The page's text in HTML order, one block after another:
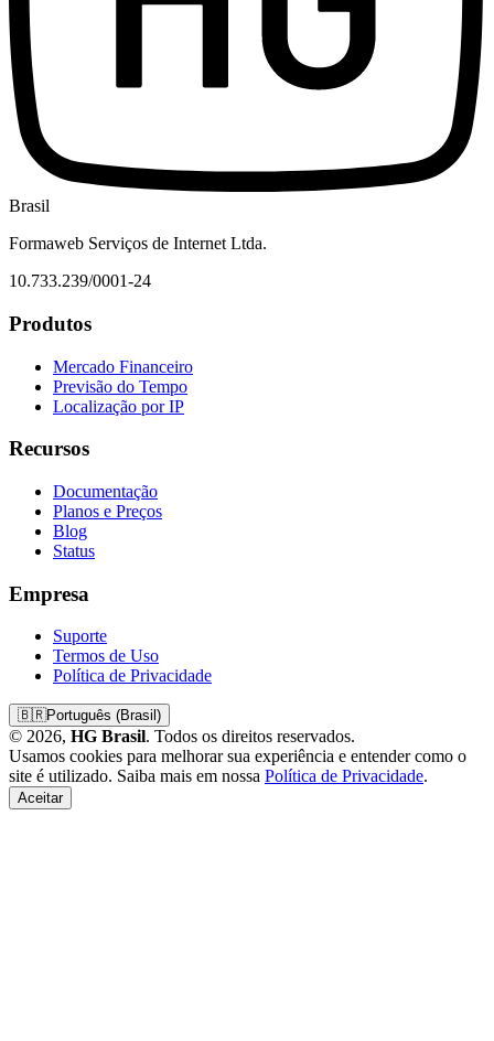
Brasil
Formaweb Serviços de Internet Ltda.
10.733.239/0001-24
Produtos
Mercado Financeiro
Previsão do Tempo
Localização por IP
Recursos
Documentação
Planos e Preços
Blog
Status
Empresa
Suporte
Termos de Uso
Política de Privacidade
🇧🇷Português (Brasil)
© 2026, HG Brasil. Todos os direitos reservados.
Usamos cookies para melhorar sua experiência e entender como o
site é utilizado. Saiba mais em nossa Política de Privacidade.
Aceitar